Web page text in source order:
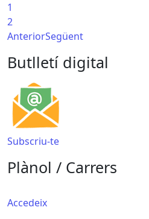
1
2
AnteriorSegüent
Butlletí digital
Subscriu-te
Plànol / Carrers
Accedeix